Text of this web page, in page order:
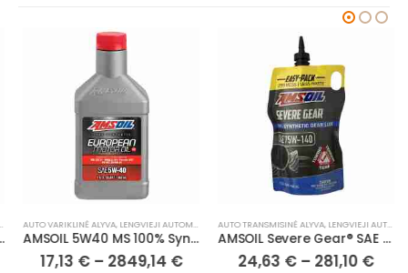
AUTO VARIKLINĖ ALYVA,LENGVIEJI AUTOMOBILIAI
AMSOIL 5W40 MS 100% Synthetic European Motor Oil
17,13€–2849,14€
AUTO TRANSMISINĖ ALYVA,LENGVIEJI AUTOMOBILIAI
AMSOIL Severe Gear® SAE 75W140 Synthetic Gear Lube
24,63 €–281,10€